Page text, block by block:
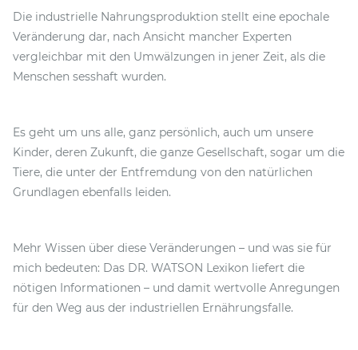
Die industrielle Nahrungsproduktion stellt eine epochale
Veränderung dar, nach Ansicht mancher Experten
vergleichbar mit den Umwälzungen in jener Zeit, als die
Menschen sesshaft wurden.
Es geht um uns alle, ganz persönlich, auch um unsere
Kinder, deren Zukunft, die ganze Gesellschaft, sogar um die
Tiere, die unter der Entfremdung von den natürlichen
Grundlagen ebenfalls leiden.
Mehr Wissen über diese Veränderungen – und was sie für
mich bedeuten: Das DR. WATSON Lexikon liefert die
nötigen Informationen – und damit wertvolle Anregungen
für den Weg aus der industriellen Ernährungsfalle.